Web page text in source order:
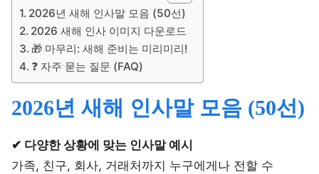
2026년 새해 인사말 모음 (50선)
2026 새해 인사 이미지 다운로드
🎁 마무리: 새해 준비는 미리미리!
❓ 자주 묻는 질문 (FAQ)
2026년 새해 인사말 모음 (50선)
✔ 다양한 상황에 맞는 인사말 예시
가족, 친구, 회사, 거래처까지 누구에게나 전할 수